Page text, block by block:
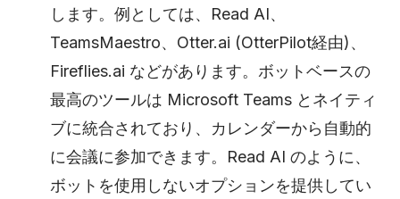
します。例としては、Read AI、
TeamsMaestro、Otter.ai (OtterPilot経由)、
Fireflies.ai などがあります。ボットベースの
最高のツールは Microsoft Teams とネイティ
ブに統合されており、カレンダーから自動的
に会議に参加できます。Read AI のように、
ボットを使用しないオプションを提供してい